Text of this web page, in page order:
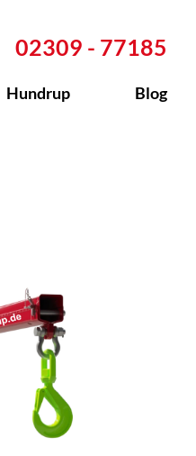
02309 - 77185
Hundrup Blog